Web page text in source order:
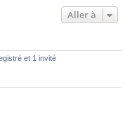
Aller à
et 1 invité